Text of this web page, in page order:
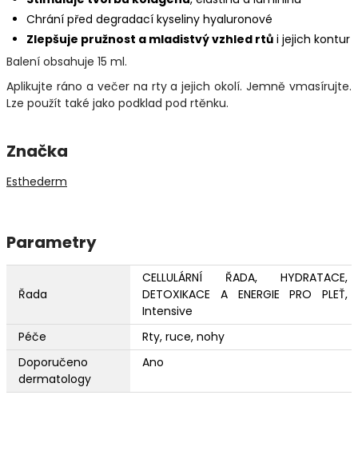
Chrání před degradací kyseliny hyaluronové
Zlepšuje pružnost a mladistvý vzhled rtů i jejich kontur
Balení obsahuje 15 ml.
Aplikujte ráno a večer na rty a jejich okolí. Jemně vmasírujte.
Lze použít také jako podklad pod rtěnku.
Značka
Esthederm
Parametry
Řada
CELLULÁRNÍ ŘADA, HYDRATACE,
DETOXIKACE A ENERGIE PRO PLEŤ,
Intensive
Péče
Rty, ruce, nohy
Doporučeno
dermatology
Ano